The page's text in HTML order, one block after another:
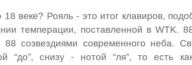
веке? Рояль - это итог клавиров,
темперации, поставленной в WTK.
созвездиями современного неба.
“до”, снизу - нотой “ля”, то есть